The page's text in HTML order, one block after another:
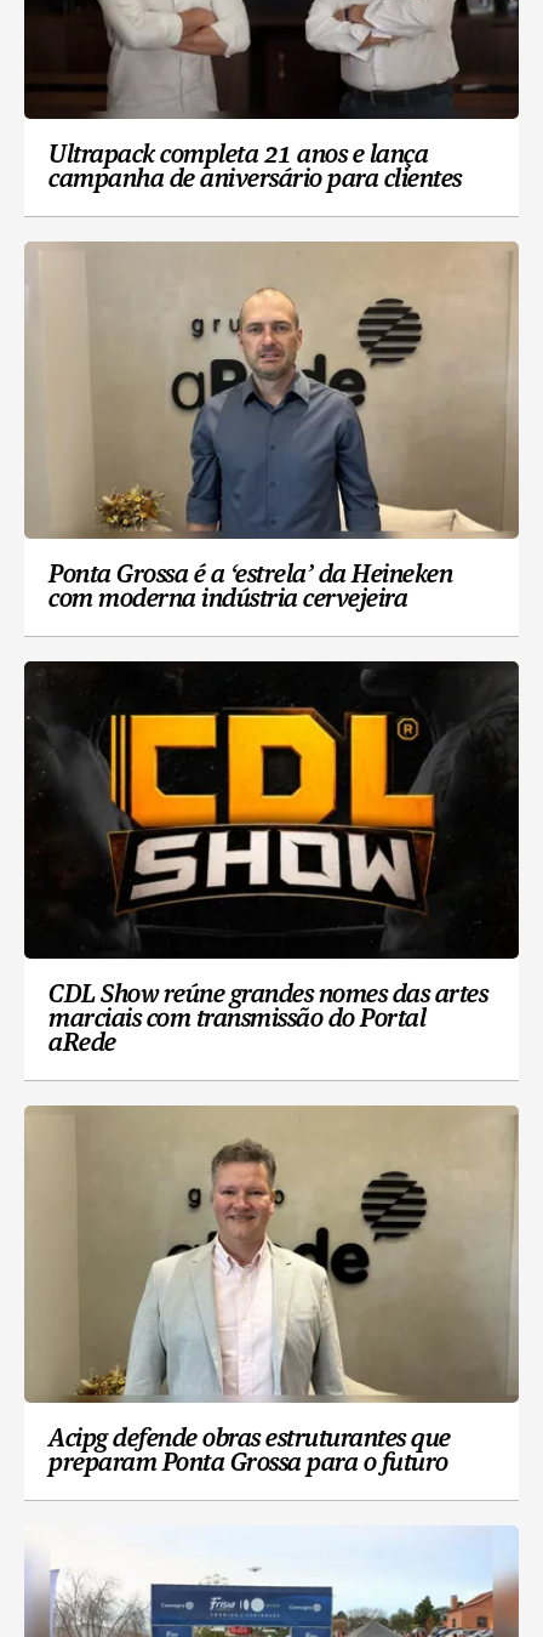
Ultrapack completa 21 anos e lança
campanha de aniversário para clientes
Ponta Grossa é a ‘estrela’ da Heineken
com moderna indústria cervejeira
CDL Show reúne grandes nomes das artes
marciais com transmissão do Portal
aRede
Acipg defende obras estruturantes que
preparam Ponta Grossa para o futuro